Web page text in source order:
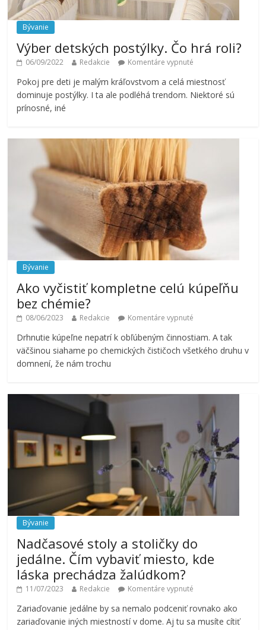
Bývanie
Výber detských postýlky. Čo hrá roli?
06/09/2022 Redakcie Komentáre vypnuté
Pokoj pre deti je malým kráľovstvom a celá miestnosť
dominuje postýlky. I ta ale podléhá trendom. Niektoré sú
prínosné, iné
Bývanie
Ako vyčistiť kompletne celú kúpeľňu
bez chémie?
08/06/2023 Redakcie Komentáre vypnuté
Drhnutie kúpeľne nepatrí k obľúbeným činnostiam. A tak
väčšinou siahame po chemických čističoch všetkého druhu v
domnení, že nám trochu
Bývanie
Nadčasové stoly a stoličky do
jedálne. Čím vybaviť miesto, kde
láska prechádza žalúdkom?
11/07/2023 Redakcie Komentáre vypnuté
Zariaďovanie jedálne by sa nemalo podceniť rovnako ako
zariaďovanie iných miestností v dome. Aj tu sa musíte cítiť